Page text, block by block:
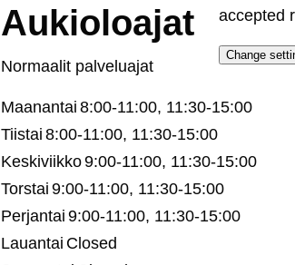
ac­cep­ted
Chan­ge
Au­kio­loa­jat
Nor­maa­lit pal­ve­lua­jat
Maa­nan­tai 8:00-11:00, 11:30-15:00
Tiis­tai 8:00-11:00, 11:30-15:00
Kes­ki­viik­ko9:00-11:00, 11:30-15:00
Tors­tai 9:00-11:00, 11:30-15:00
Per­jan­tai 9:00-11:00, 11:30-15:00
Lauan­tai Clo­sed